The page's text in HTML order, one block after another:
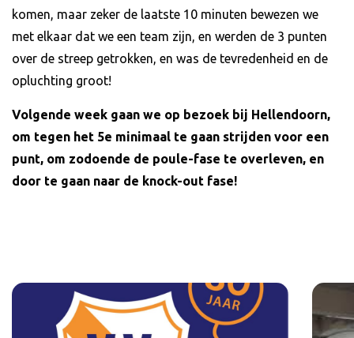
komen, maar zeker de laatste 10 minuten bewezen we
met elkaar dat we een team zijn, en werden de 3 punten
over de streep getrokken, en was de tevredenheid en de
opluchting groot!
Volgende week gaan we op bezoek bij Hellendoorn,
om tegen het 5e minimaal te gaan strijden voor een
punt, om zodoende de poule-fase te overleven, en
door te gaan naar de knock-out fase!